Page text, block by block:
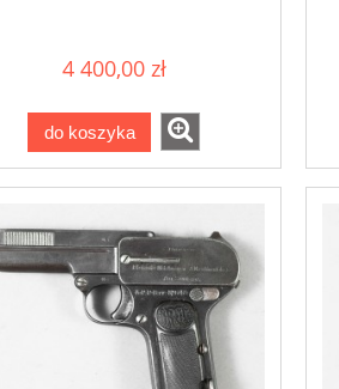
4 400,00 zł
do koszyka